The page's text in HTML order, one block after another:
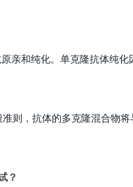
亲和纯化。 单克隆抗体纯化
准则，抗体的多克隆混合物
？